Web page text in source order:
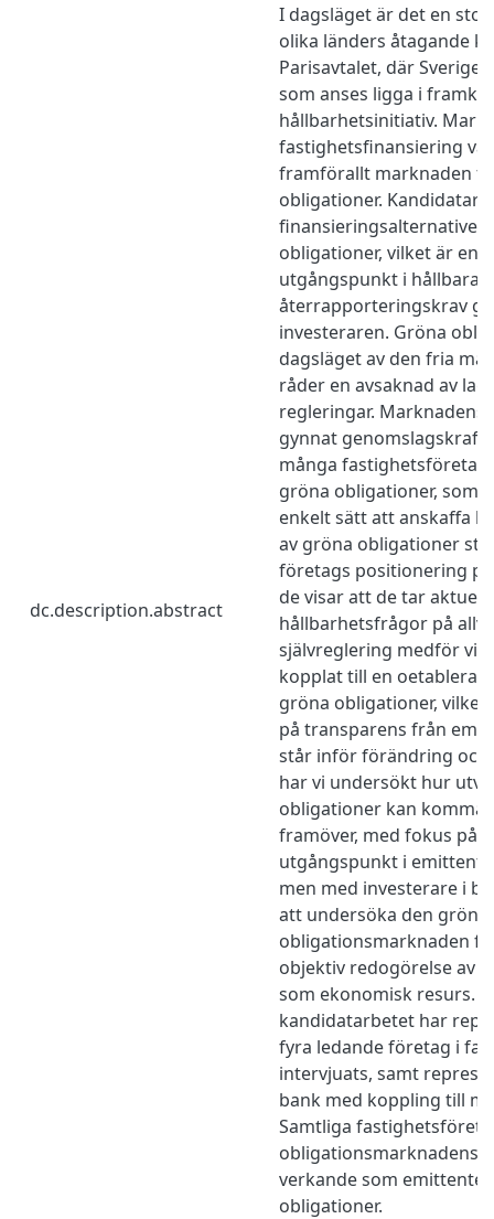
dc.description.abstract
I dagsläget är det en
olika länders åtagande
Parisavtalet, där Sverige
som anses ligga i
hållbarhetsinitiativ.
fastighetsfinansiering
framförallt marknaden
obligationer.
finansieringsalternativet
obligationer, vilket är en
utgångspunkt i hållbara
återrapporteringskrav
investeraren. Gröna
dagsläget av den fria
råder en avsaknad av
regleringar. Marknadens
gynnat
många
gröna obligationer, som
enkelt sätt att anskaffa
av gröna obligationer
företags positionering
de visar att de tar
hållbarhetsfrågor på
självreglering medför
kopplat till en oetablerad
gröna obligationer, vilket
på transparens från
står inför förändring
har vi undersökt hur
obligationer kan komma
framöver, med fokus på
utgångspunkt i
men med investerare i
att undersöka den gröna
obligationsmarknaden
objektiv redogörelse av
som ekonomisk resurs.
kandidatarbetet har
fyra ledande företag i
intervjuats, samt
bank med koppling till
Samtliga
obligationsmarknadens
verkande som
obligationer.